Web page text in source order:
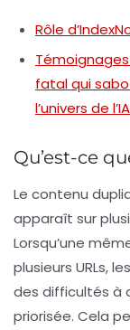
Rôle
fatal qui
l’univers de l’IA
Qu’est-ce
Le contenu
apparaît sur
Lorsqu’une
plusieurs URLs,
des difficultés à
priorisée. Cela